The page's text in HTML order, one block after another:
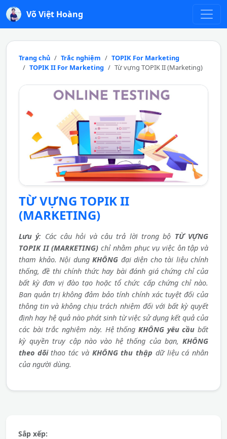
Võ Việt Hoàng
Trang chủ Trắc nghiệm
TOPIK For Marketing
TOPIK II For Marketing
Từ vựng TOPIK II (Marketing)
TỪ VỰNG TOPIK II
(MARKETING)
Lưu ý: Các câu hỏi và câu trả lời trong bộ TỪ VỰNG
TOPIK II (MARKETING) chỉ nhằm phục vụ việc ôn tập và
tham khảo. Nội dung KHÔNG đại diện cho tài liệu chính
thống, đề thi chính thức hay bài đánh giá chứng chỉ của
bất kỳ đơn vị đào tạo hoặc tổ chức cấp chứng chỉ nào.
Ban quản trị không đảm bảo tính chính xác tuyệt đối của
thông tin và không chịu trách nhiệm đối với bất kỳ quyết
định hay hệ quả nào phát sinh từ việc sử dụng kết quả của
các bài trắc nghiệm này. Hệ thống KHÔNG yêu cầu bất
kỳ quyền truy cập nào vào hệ thống của bạn, KHÔNG
theo dõithao tác và KHÔNG thu thập dữ liệu cá nhân
của người dùng.
Sắp xếp: